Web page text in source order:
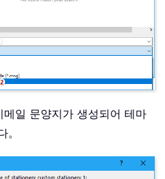
일 문양지가 생성되어 테마